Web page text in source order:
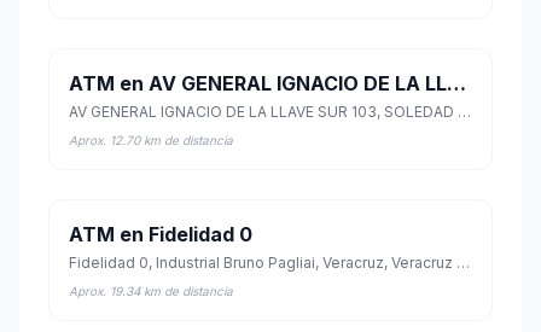
ATM en AV GENERAL IGNACIO DE LA LLAVE SUR 103
AV GENERAL IGNACIO DE LA LLAVE SUR 103, SOLEDAD DE DOBLADO CENTRO, Soledad de Doblado, Veracruz de Ignacio de la Llave
Aprox. 12.70 km de distancia
ATM en Fidelidad 0
Fidelidad 0, Industrial Bruno Pagliai, Veracruz, Veracruz de Ignacio de la Llave
Aprox. 19.34 km de distancia